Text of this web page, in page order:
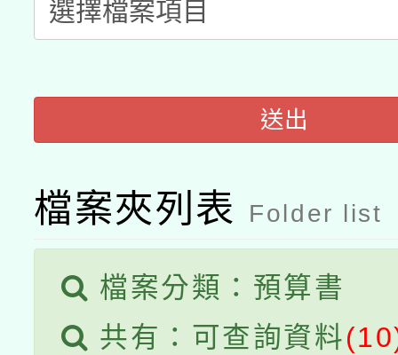
pilot」
有關大陸委員會函釋公
送出
檔案夾列表 Folder list
檔案分類：預算書
共有：可查詢資料